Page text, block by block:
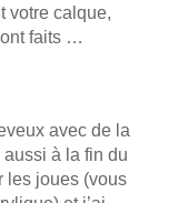
votre calque,
faits …
avec de la
aussi à la fin du
les joues (vous